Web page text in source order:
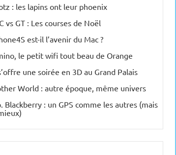
: les lapins ont leur phoenix
vs GT : Les courses de Noël
est-il l’avenir du Mac ?
le petit wifi tout beau de Orange
une soirée en 3D au Grand Palais
World : autre époque, même univers
Blackberry : un GPS comme les autres (mais